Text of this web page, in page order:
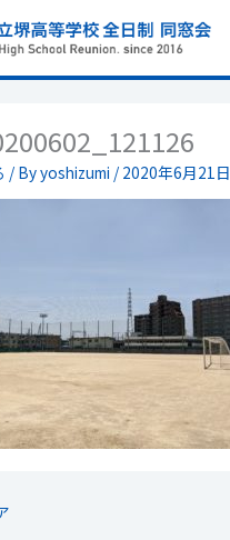
/ Byyoshizumi / 2020年6月21日